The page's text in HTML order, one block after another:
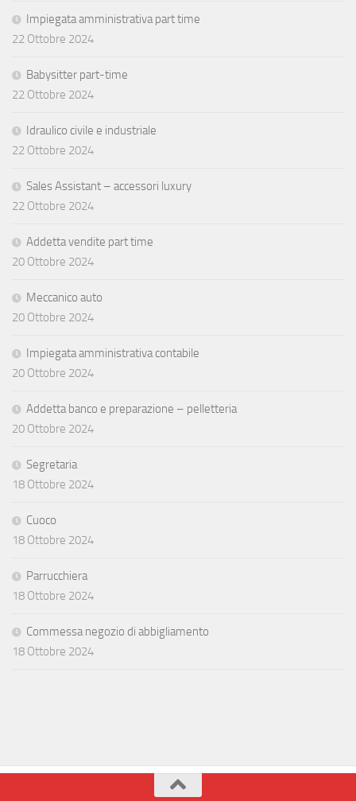
Impiegata amministrativa part time
22 Ottobre 2024
Babysitter part-time
22 Ottobre 2024
Idraulico civile e industriale
22 Ottobre 2024
Sales Assistant – accessori luxury
22 Ottobre 2024
Addetta vendite part time
20 Ottobre 2024
Meccanico auto
20 Ottobre 2024
Impiegata amministrativa contabile
20 Ottobre 2024
Addetta banco e preparazione – pelletteria
20 Ottobre 2024
Segretaria
18 Ottobre 2024
Cuoco
18 Ottobre 2024
Parrucchiera
18 Ottobre 2024
Commessa negozio di abbigliamento
18 Ottobre 2024